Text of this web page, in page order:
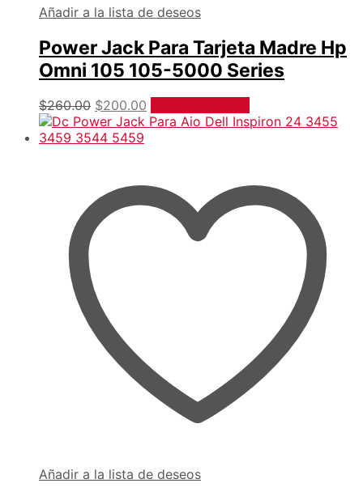
Añadir a la lista de deseos
Power Jack Para Tarjeta Madre Hp
Omni 105 105-5000 Series
$260.00 Original
price
was:
$200.00
price
Añadir a la lista de deseos